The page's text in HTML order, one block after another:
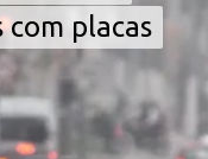
com placas
com placas